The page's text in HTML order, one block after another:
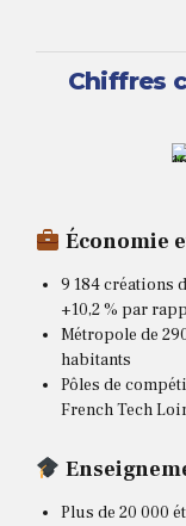
Chiffres
Économie
9 184 créations
+10,2 % par
Métropole de
habitants
Pôles de
French Tech
Plus de 20 000